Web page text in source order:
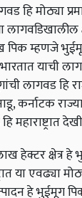
हि मोठ्या
पिक म्हणजे
याची
लागवड हि
कर्नाटक
महाराष्ट्रात
हेक्टर क्षेत्र हे
या एवढ्या
हे भुईमूग